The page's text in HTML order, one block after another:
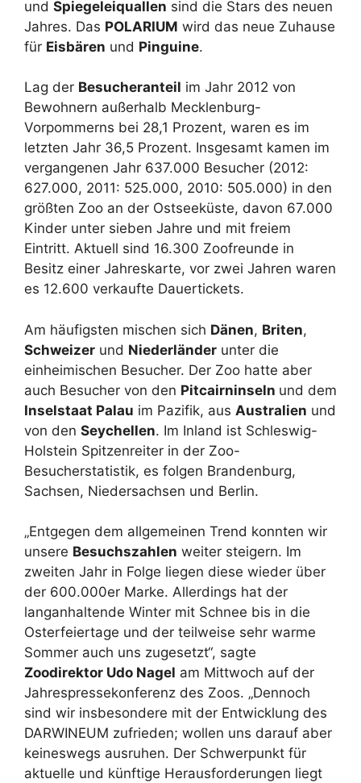
und Spiegeleiquallen sind die Stars des neuen
Jahres. Das POLARIUM wird das neue Zuhause
für Eisbären und Pinguine.
Lag der Besucheranteil im Jahr 2012 von
Bewohnern außerhalb Mecklenburg-
Vorpommerns bei 28,1 Prozent, waren es im
letzten Jahr 36,5 Prozent. Insgesamt kamen im
vergangenen Jahr 637.000 Besucher (2012:
627.000, 2011: 525.000, 2010: 505.000) in den
größten Zoo an der Ostseeküste, davon 67.000
Kinder unter sieben Jahre und mit freiem
Eintritt. Aktuell sind 16.300 Zoofreunde in
Besitz einer Jahreskarte, vor zwei Jahren waren
es 12.600 verkaufte Dauertickets.
Am häufigsten mischen sich Dänen, Briten,
Schweizer und Niederländer unter die
einheimischen Besucher. Der Zoo hatte aber
auch Besucher von den Pitcairninseln und dem
Inselstaat Palau im Pazifik, aus Australien und
von den Seychellen. Im Inland ist Schleswig-
Holstein Spitzenreiter in der Zoo-
Besucherstatistik, es folgen Brandenburg,
Sachsen, Niedersachsen und Berlin.
„Entgegen dem allgemeinen Trend konnten wir
unsere Besuchszahlen weiter steigern. Im
zweiten Jahr in Folge liegen diese wieder über
der 600.000er Marke. Allerdings hat der
langanhaltende Winter mit Schnee bis in die
Osterfeiertage und der teilweise sehr warme
Sommer auch uns zugesetzt“, sagte
Zoodirektor Udo Nagel am Mittwoch auf der
Jahrespressekonferenz des Zoos. „Dennoch
sind wir insbesondere mit der Entwicklung des
DARWINEUM zufrieden; wollen uns darauf aber
keineswegs ausruhen. Der Schwerpunkt für
aktuelle und künftige Herausforderungen liegt